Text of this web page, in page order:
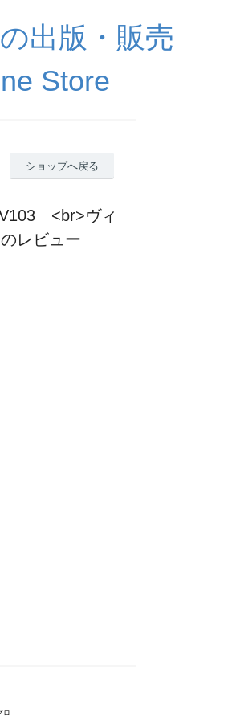
出版・販売
Store
ショップへ戻る
<br>ヴィ
レビュー
ロ